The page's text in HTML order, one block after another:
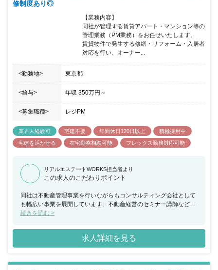
整っています。
修制度あり◎
【業務内容】
同社が管理する賃貸アパート・マンション等の
管理業務（PM業務）をお任せいたします。
賃貸物件で発生する修繕・リフォーム・入居者
対応を行い、オーナー...
<勤務地> 東京都
<給与> 年収 350万円 ～
<募集職種> レジPM
業界未経験可 宅建不要 年間休日120日以上
積極採用中
宅建を活かせる
在宅勤務相談可能 フレックス勤務対応可能
リアルエステートWORKS担当者より
この求人のこだわりポイント
同社は不動産管理事業を行いながらもコンサルティング会社として
も幅広い事業を展開しています。不動産経営のセミナー講師なども
手掛けており、賃貸管理のプロフェッショナルとしてオーナー様の
者でも手厚いフォローがございますので安心してスタートすること
が可能です。まずは座学とOJTで仕事の基礎をじっくり学び、先輩
のサポートを受けながら実務を習得していただきます。「いい仕事
できる環境づくり」を創るための働き方改革にも力を入れていま
続きを読む >
求人詳細を見る